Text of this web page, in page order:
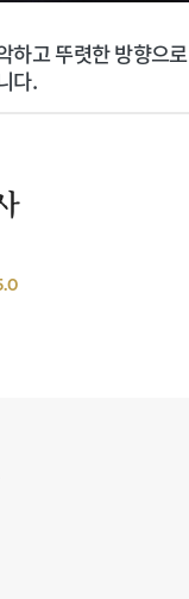
하고 뚜렷한 방향으로
다.